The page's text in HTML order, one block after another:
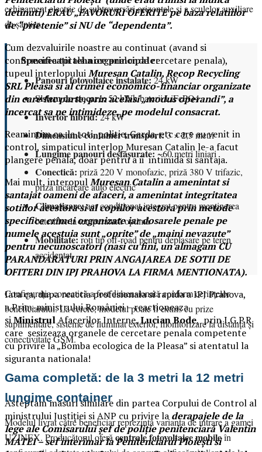
detinuti) ERAU „FAVORURI OFERITE pe baza relatiilor
de “prietenie” si NU de “dependenta”.
Cum dezvaluirile noastre au continuat (avand si
confirmarea totala a organelor de cercetare penala),
tupeul interlopuluiMuresan Catalin, Recop Recycling
SRL Pleasa si al crimei economico-financiar organizate
din care fac parte, prin acelasi „modus operandi”, a
incercat sa ne intimideze, pe modelul consacrat.
Reamintim ca, la toti, politie, Garda, etc care au venit in
control, simpaticul interlop Muresan Catalin le-a facut
plangere penala, doar pentru a ii intimida si santaja.
Mai mult, interopulMuresan Catalin a amenintat si
santajat oameni de afaceri, a amenintat integritatea
sotiilor acestora si al copiilor acestora prin metode
specifice crimei organizate iar dosarele penale pe
numele acestuia sunt „oprite” de „maini nevazute”
pentru necunoscatori (nasi cu fini, un almagam CU
PARANDARATURI PRIN ANGAJAREA DE SOTII DE
OFITERI DIN IPJ PRAHOVA LA FIRMA MENTIONATA).
Iata ca, dupa reactia profesionala si rapida a IPJ Prahova,
aPrim-ministrului României – reactioneaza
siMinistrulAfacerilor Interne,Lucian Bode, prin I.G.P.R
care sesizeaza organele de cercetare penala competente
cu privire la „Bomba ecologica de la Pleasa” si atentatul la
siguranta nationala!
Asteptam masuri similare din partea Corpului de Control al
ministrului Justiției si ANP cu privire la derapajele de la
lege ale Comisarului șef de poliție penitenciară Valentin
MATEI – sef interimar la Penitenciarul Ploieşti si
echipament electric de subtraversări orizontale și a sculelor auxiliare
de șantier.
Specificații tehnice principale:
Panouri fotovoltaice instalate:24 kW
Sistem de stocare:52 kWh baterii LiFePO4
Invertor hibrid:24 kW
Dimensiune container transport:3 × 2,5 metri
Lungime panouri desfășurate:~60 metri liniari
Conectică: priză 220 V monofazic, priză 380 V trifazic,
priză încărcare auto electric
Climatizare:aer condiționat integrat pentru menținerea
bateriilor la temperatură optimă
Mobilitate:roți tip off-road pentru deplasare pe teren
accidentat
Configurația conectică a fost dimensionată conform cerințelor
beneficiarului. La cerere, modelul poate fi extins cu prize
suplimentare, sisteme de iluminat exterior, monitorizare la distanță și
conectivitate GSM.
Gama completă: de la 3 metri la 12 metri
lungime container
Modelul livrat către beneficiar reprezintă varianta de intrare a gamei
UZINEX. Producătorul oferăcentrale fotovoltaice mobileîn